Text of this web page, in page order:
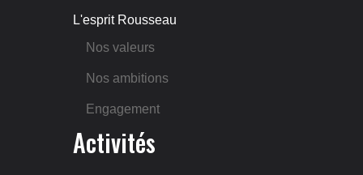
L'esprit Rousseau
Nos valeurs
Nos ambitions
Engagement
Activités